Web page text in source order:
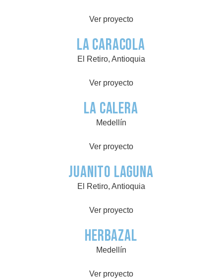
Ver proyecto
La Caracola
El Retiro, Antioquia
Ver proyecto
La Calera
Medellín
Ver proyecto
Juanito Laguna
El Retiro, Antioquia
Ver proyecto
Herbazal
Medellín
Ver proyecto